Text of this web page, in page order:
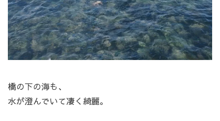
橋の下の海も、
水が澄んでいて凄く綺麗。